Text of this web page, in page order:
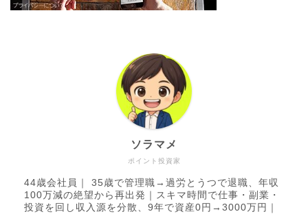
ポイント投資家
ソラマメ
44歳会社員｜ 35歳で管理職→過労とうつで退職、年収
100万減の絶望から再出発｜スキマ時間で仕事・副業・
投資を回し収入源を分散、9年で資産0円→3000万円｜